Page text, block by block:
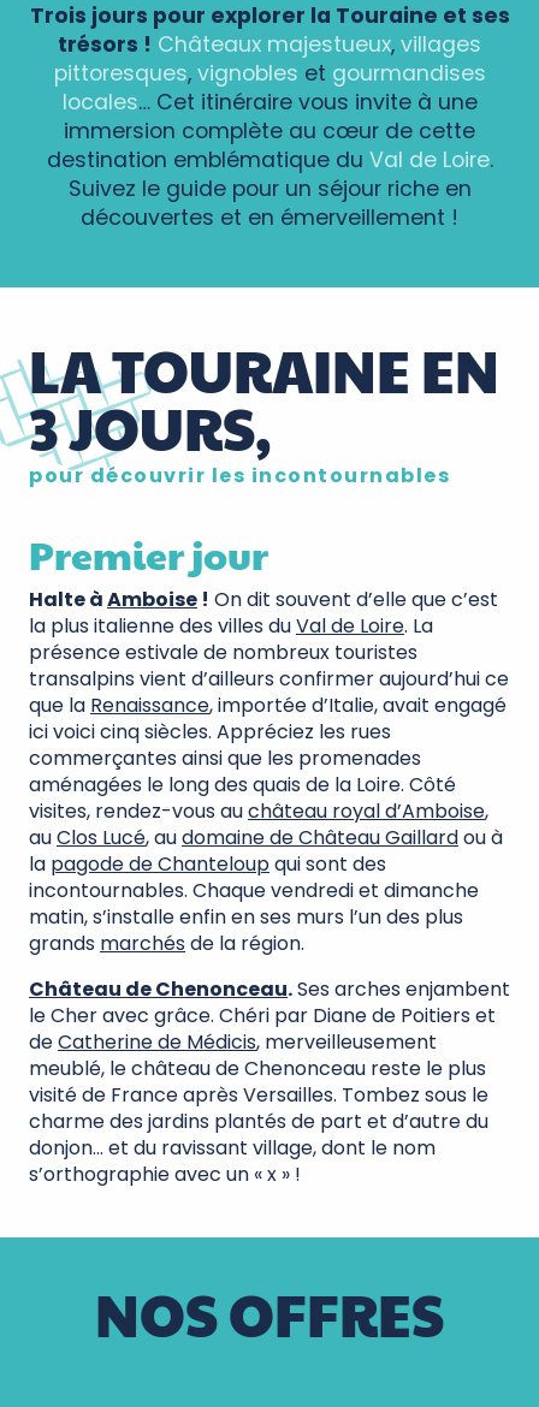
Trois jours pour explorer la Touraine et ses
trésors ! Châteaux majestueux, villages
pittoresques, vignobles et gourmandises
locales… Cet itinéraire vous invite à une
immersion complète au cœur de cette
destination emblématique du Val de Loire.
Suivez le guide pour un séjour riche en
découvertes et en émerveillement !
LA TOURAINE EN
3 JOURS,
pour découvrir les incontournables
Premier jour
Halte àAmboise ! On dit souvent d’elle que c’est
la plus italienne des villes duVal de Loire. La
présence estivale de nombreux touristes
transalpins vient d’ailleurs confirmer aujourd’hui ce
que la Renaissance, importée d’Italie, avait engagé
ici voici cinq siècles. Appréciez les rues
commerçantes ainsi que les promenades
aménagées le long des quais de la Loire. Côté
visites, rendez-vous auchâteau royal d’Amboise,
auClos Lucé, audomaine de Château Gaillardou à
la pagode de Chanteloupqui sont des
incontournables. Chaque vendredi et dimanche
matin, s’installe enfin en ses murs l’un des plus
grands marchésde la région.
Château de Chenonceau.Ses arches enjambent
le Cher avec grâce. Chéri par Diane de Poitiers et
deCatherine de Médicis, merveilleusement
meublé, le château de Chenonceau reste le plus
visité de France après Versailles. Tombez sous le
charme des jardins plantés de part et d’autre du
donjon… et du ravissant village, dont le nom
s’orthographie avec un « x » !
NOS OFFRES